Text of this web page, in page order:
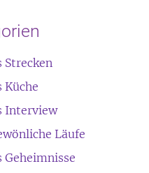
Strecken
Küche
Interview
Läufe
Geheimnisse